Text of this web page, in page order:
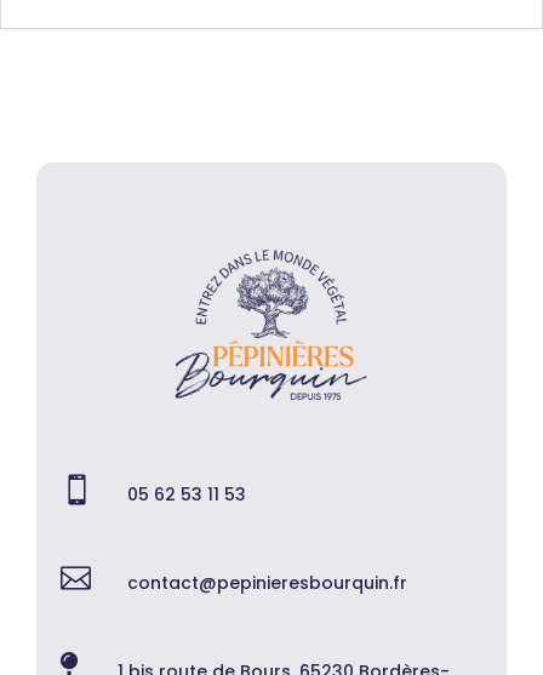
 05 62 53 11 53
 contact@pepinieresbourquin.fr
